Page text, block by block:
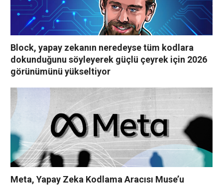
Block, yapay zekanın neredeyse tüm kodlara
dokunduğunu söyleyerek güçlü çeyrek için 2026
görünümünü yükseltiyor
Meta, Yapay Zeka Kodlama Aracısı Muse’u